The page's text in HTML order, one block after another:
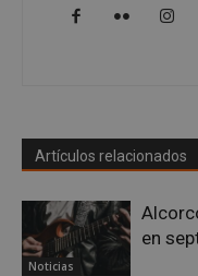
Artículos relacionados
Noticias
en
Privacy Policy